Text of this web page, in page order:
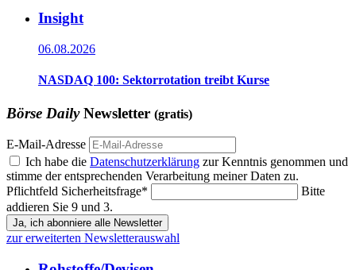
Insight
06.08.2026
NASDAQ 100: Sektorrotation treibt Kurse
Börse DailyNewsletter (gratis)
E-Mail-Adresse
Ich habe die Datenschutzerklärung zur Kenntnis genommen und
stimme der entsprechenden Verarbeitung meiner Daten zu.
Pflichtfeld Sicherheitsfrage*
Bitte
addieren Sie 9 und 3.
Ja, ich abonniere alle Newsletter
zur erweiterten Newsletterauswahl